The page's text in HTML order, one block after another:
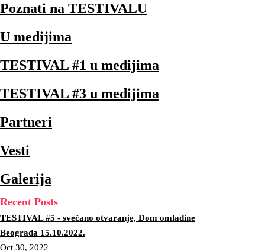
Poznati na TESTIVALU
U medijima
TESTIVAL #1 u medijima
TESTIVAL #3 u medijima
Partneri
Vesti
Galerija
Recent Posts
TESTIVAL #5 - svečano otvaranje, Dom omladine
Beograda 15.10.2022.
Oct 30, 2022